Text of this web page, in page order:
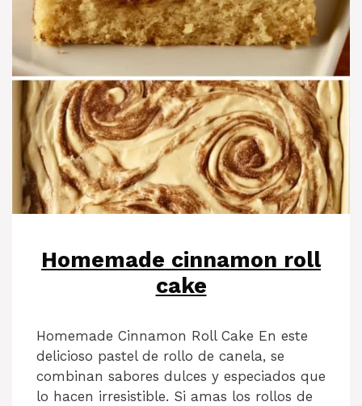
Homemade cinnamon roll
cake
Homemade Cinnamon Roll Cake En este
delicioso pastel de rollo de canela, se
combinan sabores dulces y especiados que
lo hacen irresistible. Si amas los rollos de